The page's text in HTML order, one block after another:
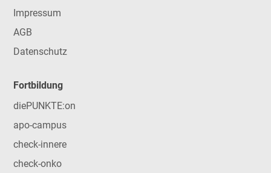
Impressum
AGB
Datenschutz
Fortbildung
diePUNKTE:on
apo-campus
check-innere
check-onko